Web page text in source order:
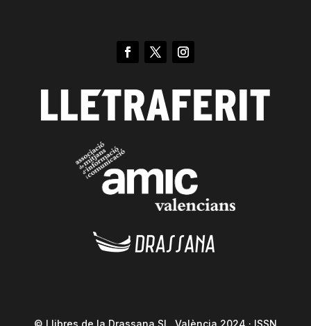
© Llibres de la Drassana SL. València 2024 · ISSN